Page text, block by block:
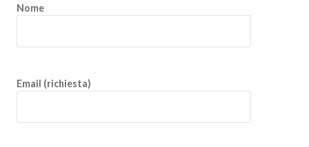
Nome
Email (richiesta)